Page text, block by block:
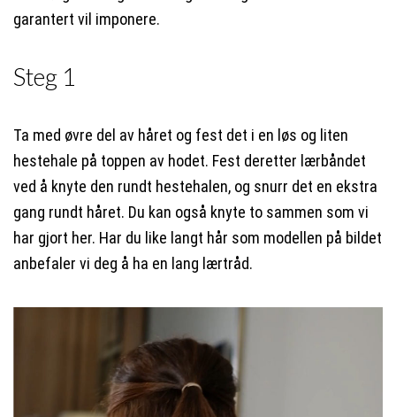
garantert vil imponere.
Steg 1
Ta med øvre del av håret og fest det i en løs og liten
hestehale på toppen av hodet. Fest deretter lærbåndet
ved å knyte den rundt hestehalen, og snurr det en ekstra
gang rundt håret. Du kan også knyte to sammen som vi
har gjort her. Har du like langt hår som modellen på bildet
anbefaler vi deg å ha en lang lærtråd.